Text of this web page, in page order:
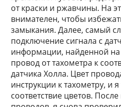
от краски и ржавчины. На
внимателен, чтобы
замыкания. Далее, самый
подключение сигнала с
информации, найденной
провод от тахометра к
датчика Холла. Цвет
инструкции к тахометру, и
соответствие цветов.